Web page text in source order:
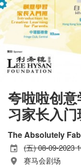
夸啦啦创
习家长入门
The Absolutely
(五) 08-09-2023
赛马会剧场